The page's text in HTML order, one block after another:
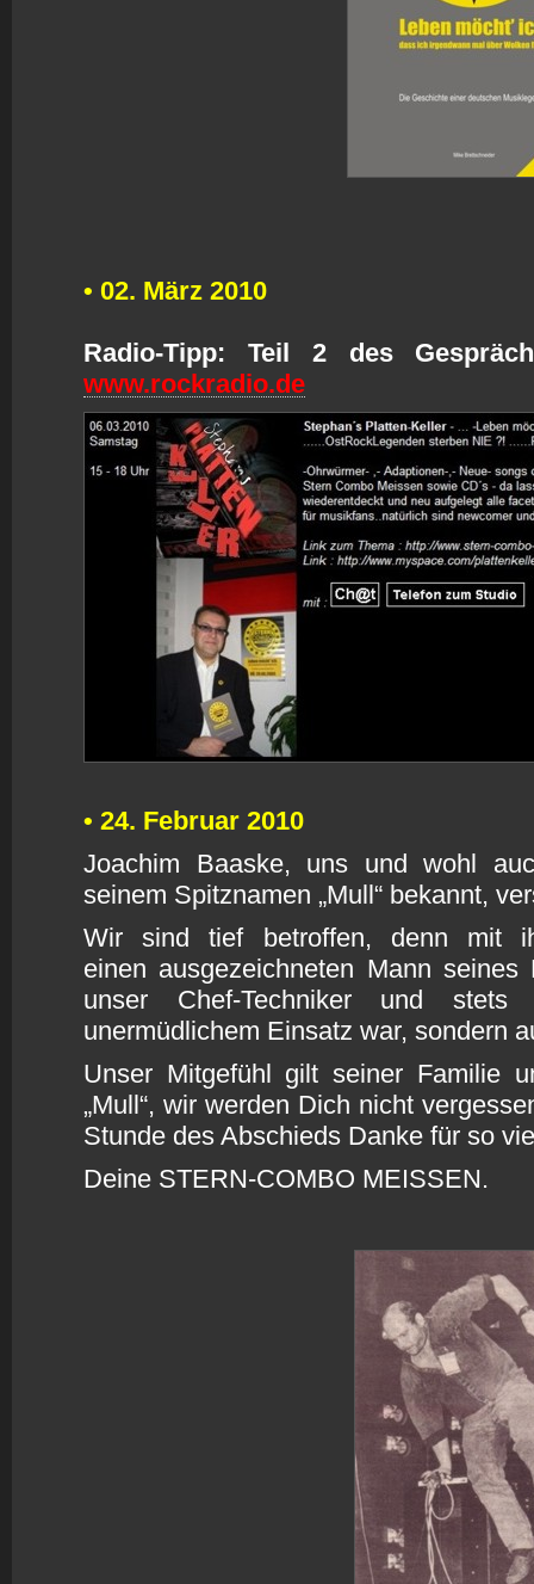
• 02. März 2010
Radio-Tipp: Teil 2 des
www.rockradio.de
• 24. Februar 2010
Joachim Baaske, uns und wohl
seinem Spitznamen „Mull“ bekannt,
Wir sind tief betroffen, denn mit
einen ausgezeichneten Mann
unser Chef-Techniker und
unermüdlichem Einsatz war, sondern
Unser Mitgefühl gilt seiner Familie
„Mull“, wir werden Dich nicht
Stunde des Abschieds Danke für so
Deine STERN-COMBO MEISSEN.